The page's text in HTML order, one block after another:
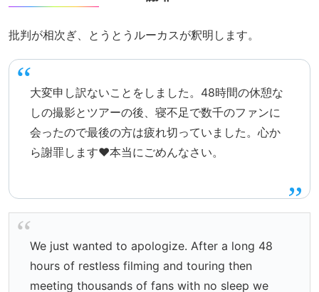
批判が相次ぎ、とうとうルーカスが釈明します。
大変申し訳ないことをしました。48時間の休憩な
しの撮影とツアーの後、寝不足で数千のファンに
会ったので最後の方は疲れ切っていました。心か
ら謝罪します❤️本当にごめんなさい。
We just wanted to apologize. After a long 48
hours of restless filming and touring then
meeting thousands of fans with no sleep we